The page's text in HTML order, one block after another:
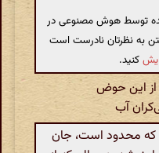
توسط هوش مصنوعی در
به نظرتان نادرست است
کنید.
از این حوض
آب
محدود است، جان